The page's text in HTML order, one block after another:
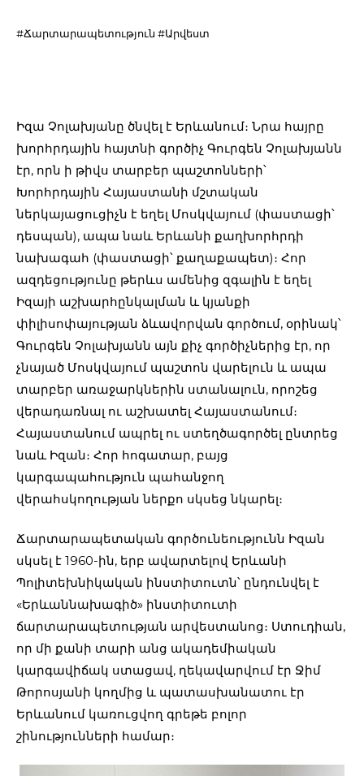
#Ճարտարապետություն #Արվեստ
Իզա Չոլախյանը ծնվել է Երևանում։ Նրա հայրը
խորհրդային հայտնի գործիչ Գուրգեն Չոլախյանն
էր, որն ի թիվս տարբեր պաշտոնների՝
Խորհրդային Հայաստանի մշտական
ներկայացուցիչն է եղել Մոսկվայում (փաստացի՝
դեսպան), ապա նաև Երևանի քաղխորհրդի
նախագահ (փաստացի՝ քաղաքապետ)։ Հոր
ազդեցությունը թերևս ամենից զգալին է եղել
Իզայի աշխարհընկալման և կյանքի
փիլիսոփայության ձևավորվան գործում, օրինակ՝
Գուրգեն Չոլախյանն այն քիչ գործիչներից էր, որ
չնայած Մոսկվայում պաշտոն վարելուն և ապա
տարբեր առաջարկներին ստանալուն, որոշեց
վերադառնալ ու աշխատել Հայաստանում։
Հայաստանում ապրել ու ստեղծագործել ընտրեց
նաև Իզան։ Հոր հոգատար, բայց
կարգապահություն պահանջող
վերահսկողության ներքո սկսեց նկարել։
Ճարտարապետական գործունեությունն Իզան
սկսել է 1960-ին, երբ ավարտելով Երևանի
Պոլիտեխնիկական ինստիտուտն՝ ընդունվել է
«Երևաննախագիծ» ինստիտուտի
ճարտարապետության արվեստանոց։ Ստուդիան,
որ մի քանի տարի անց ակադեմիական
կարգավիճակ ստացավ, ղեկավարվում էր Ջիմ
Թորոսյանի կողմից և պատասխանատու էր
Երևանում կառուցվող գրեթե բոլոր
շինությունների համար։